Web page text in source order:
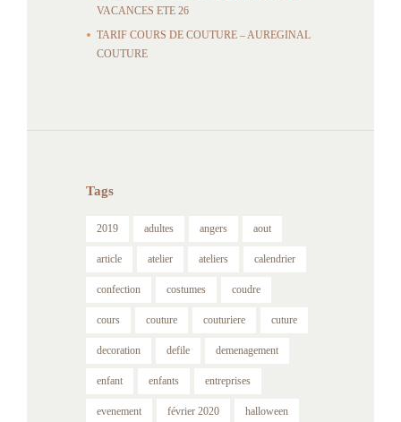
VACANCES ETE 26
TARIF COURS DE COUTURE – AUREGINAL
COUTURE
Tags
2019 adultes angers aout
article atelier ateliers calendrier
confection costumes coudre
cours couture couturiere cuture
decoration defile demenagement
enfant enfants entreprises
evenement février 2020 halloween